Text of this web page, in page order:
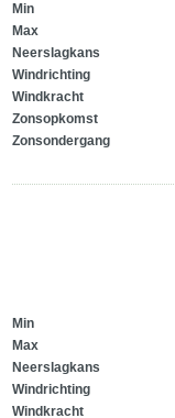
Min
Max
Neerslagkans
Windrichting
Windkracht
Zonsopkomst
Zonsondergang
Min
Max
Neerslagkans
Windrichting
Windkracht